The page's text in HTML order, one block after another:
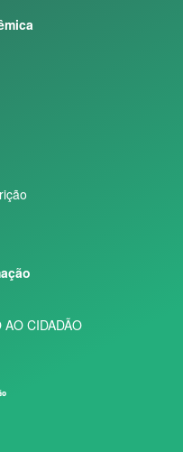
CIDADÃO